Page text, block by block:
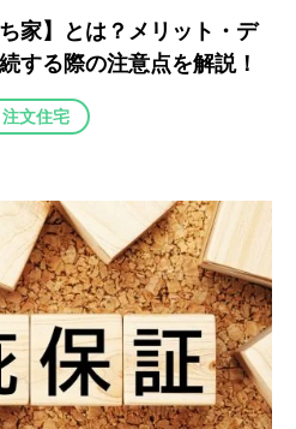
家】とは？メリット・デ
する際の注意点を解説！
注文住宅